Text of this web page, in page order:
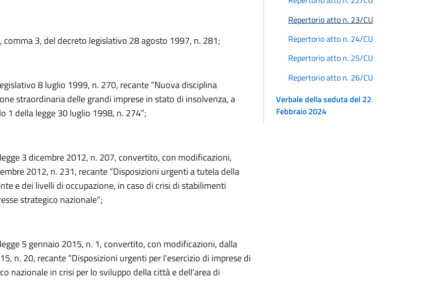
comma 3, del decreto legislativo 28 agosto 1997, n. 281;
8 luglio 1999, n. 270, recante “Nuova disciplina
straordinaria delle grandi imprese in stato di insolvenza, a
1 della legge 30 luglio 1998, n. 274”;
3 dicembre 2012, n. 207, convertito, con modificazioni,
2012, n. 231, recante “Disposizioni urgenti a tutela della
e dei livelli di occupazione, in caso di crisi di stabilimenti
strategico nazionale”;
5 gennaio 2015, n. 1, convertito, con modificazioni, dalla
n. 20, recante “Disposizioni urgenti per l’esercizio di imprese di
nazionale in crisi per lo sviluppo della città e dell’area di
Repertorio atto n. 23/CU
Repertorio atto n. 24/CU
Repertorio atto n. 25/CU
Repertorio atto n. 26/CU
Verbale della seduta del 22
Febbraio 2024